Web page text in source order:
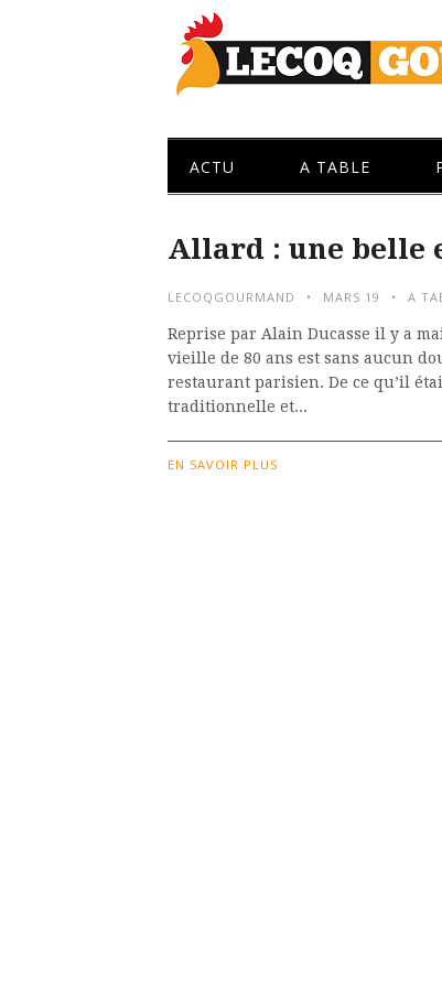
ACTU A TABLE
Allard : une belle
LECOQGOURMAND MARS 19 A
Reprise par Alain Ducasse il y a
vieille de 80 ans est sans aucun
restaurant parisien. De ce qu’il
traditionnelle et...
EN SAVOIR PLUS